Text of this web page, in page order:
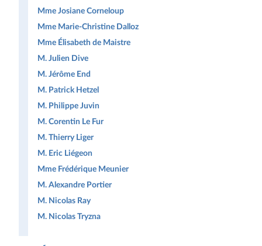
Mme Josiane Corneloup
Mme Marie-Christine Dalloz
Mme Élisabeth de Maistre
M. Julien Dive
M. Jérôme End
M. Patrick Hetzel
M. Philippe Juvin
M. Corentin Le Fur
M. Thierry Liger
M. Eric Liégeon
Mme Frédérique Meunier
M. Alexandre Portier
M. Nicolas Ray
M. Nicolas Tryzna